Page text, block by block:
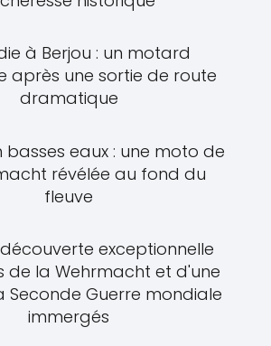
à Berjou : un motard
après une sortie de route
dramatique
basses eaux : une moto de
révélée au fond du
fleuve
exceptionnelle
de la Wehrmacht et d'une
Seconde Guerre mondiale
immergés